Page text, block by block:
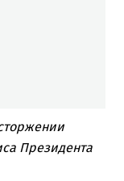
Президента